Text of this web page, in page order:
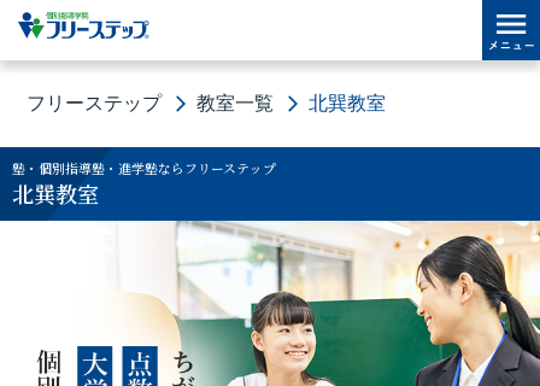
フリーステップ 教室一覧 北巽教室
塾・個別指導塾・進学塾ならフリーステップ
北巽教室